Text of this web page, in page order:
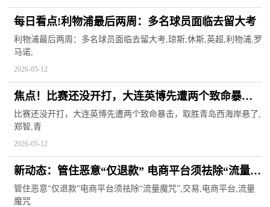
每日看点!利物浦最后两周：多名球员面临去留大考
利物浦最后两周：多名球员面临去留大考,琼斯,休斯,英超,利物浦,罗
马诺,
2026-05-12
焦点！比赛还没开打，大连英博先遭两个致命暴
击，取胜青岛西海岸悬了
比赛还没开打，大连英博先遭两个致命暴击，取胜青岛西海岸悬了,
郑智,青
2026-05-12
新动态：管住恶意“仅退款” 电商平台须祛除“流量魔
咒”
管住恶意“仅退款”电商平台须祛除“流量魔咒”,交易,电商平台,流量
魔咒